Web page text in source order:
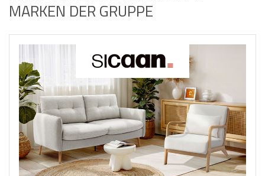
MARKEN DER GRUPPE